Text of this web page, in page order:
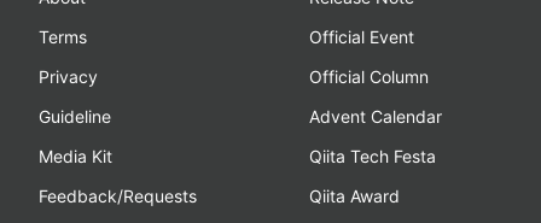
Terms
Privacy
Guideline
Media Kit
Feedback/Requests
Official Event
Official Column
Advent Calendar
Qiita Tech Festa
Qiita Award